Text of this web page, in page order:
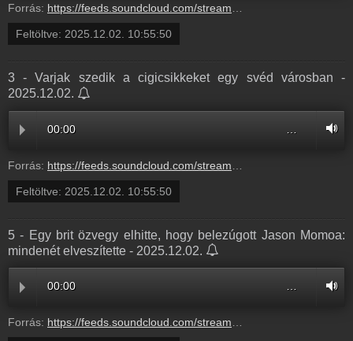
Forrás: https://feeds.soundcloud.com/stream/2222565314-balazsek-2-rage-bait-kifejezes-lett-az-ev-szava-tokeletesen-leirja-miert-ennyire-duhito-az-internet-2.mp3
Feltöltve: 2025.12.02. 10:55:50
3 - Varjak szedik a cigicsikkeket egy svéd városban -
2025.12.02.
00:00
Forrás: https://feeds.soundcloud.com/stream/2222565311-balazsek-3-varjak-szedik-a-cigicsikkeket-egy-sved-varosban-3.mp3
Feltöltve: 2025.12.02. 10:55:50
5 - Egy brit özvegy elhitte, hogy belezúgott Jason Momoa:
mindenét elveszítette - 2025.12.02.
00:00 …
Forrás: https://feeds.soundcloud.com/stream/2222565308-balazsek-5-egy-brit-ozvegy-elhitte-hogy-belezugott-jason-momoa-mindenet-elveszitette-5.mp3